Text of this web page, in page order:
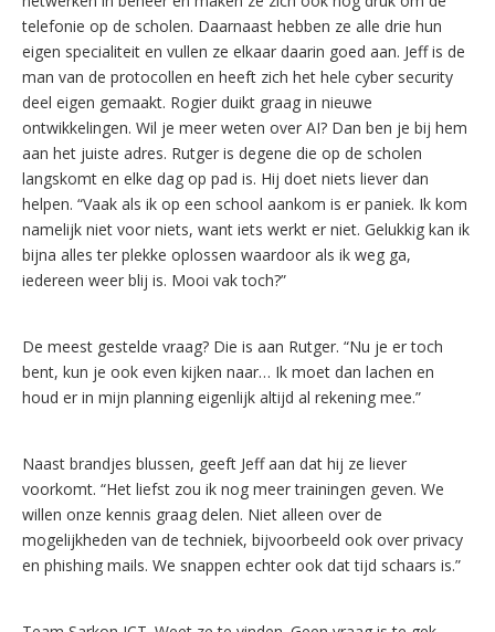
telefonie op de scholen. Daarnaast hebben ze alle drie hun
eigen specialiteit en vullen ze elkaar daarin goed aan. Jeff is de
man van de protocollen en heeft zich het hele cyber security
deel eigen gemaakt. Rogier duikt graag in nieuwe
ontwikkelingen. Wil je meer weten over AI? Dan ben je bij hem
aan het juiste adres. Rutger is degene die op de scholen
langskomt en elke dag op pad is. Hij doet niets liever dan
helpen. “Vaak als ik op een school aankom is er paniek. Ik kom
namelijk niet voor niets, want iets werkt er niet. Gelukkig kan ik
bijna alles ter plekke oplossen waardoor als ik weg ga,
iedereen weer blij is. Mooi vak toch?”
De meest gestelde vraag? Die is aan Rutger. “Nu je er toch
bent, kun je ook even kijken naar… Ik moet dan lachen en
houd er in mijn planning eigenlijk altijd al rekening mee.”
Naast brandjes blussen, geeft Jeff aan dat hij ze liever
voorkomt. “Het liefst zou ik nog meer trainingen geven. We
willen onze kennis graag delen. Niet alleen over de
mogelijkheden van de techniek, bijvoorbeeld ook over privacy
en phishing mails. We snappen echter ook dat tijd schaars is.”